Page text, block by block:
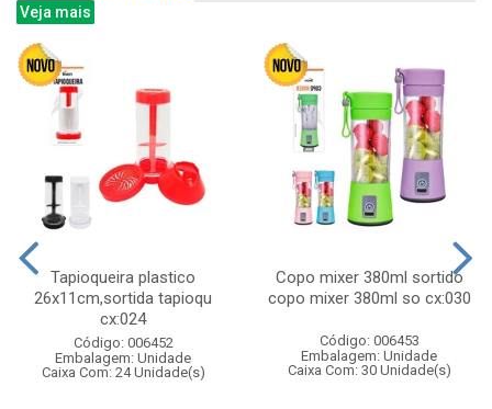
Veja mais
Tapioqueira plastico
26x11cm,sortida tapioqu
cx:024
Código: 006452
Embalagem: Unidade
Caixa Com: 24 Unidade(s)
Copo mixer 380ml sortido
copo mixer 380ml so cx:030
Código: 006453
Embalagem: Unidade
Caixa Com: 30 Unidade(s)